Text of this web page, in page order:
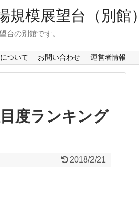
模展望台（別館）
台の別館です。
ついて お問い合わせ 運営者情報
度ランキング
2018/2/21